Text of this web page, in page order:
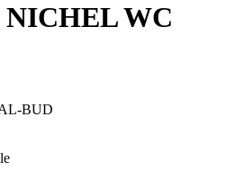
WC
BUD